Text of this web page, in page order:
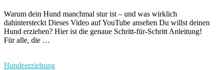
Warum dein Hund manchmal stur ist – und was wirklich
dahintersteckt Dieses Video auf YouTube ansehen Du willst deinen
Hund erziehen? Hier ist die genaue Schritt-für-Schritt Anleitung!
Für alle, die …
Hundeerziehung